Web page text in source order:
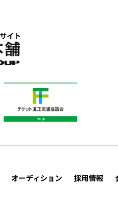
オーディション 採用情報